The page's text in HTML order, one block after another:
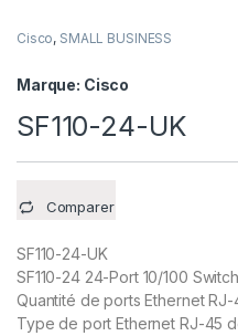
Cisco, SMALL BUSINESS
Marque: Cisco
SF110-24-UK
Comparer
SF110-24-UK
SF110-24 24-Port 10/100 Switch
Quantité de ports Ethernet
Type de port Ethernet RJ-45